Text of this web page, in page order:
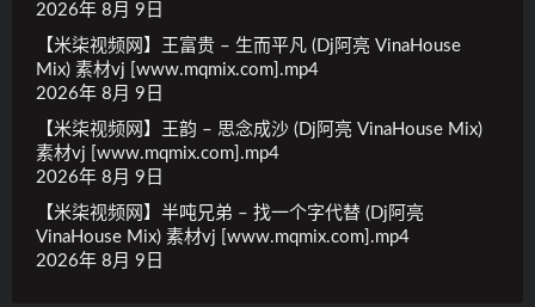
2026年 8月 9日
【米柒视频网】王富贵 – 生而平凡 (Dj阿亮 VinaHouse
Mix) 素材vj [www.mqmix.com].mp4
2026年 8月 9日
【米柒视频网】王韵 – 思念成沙 (Dj阿亮 VinaHouse Mix)
素材vj [www.mqmix.com].mp4
2026年 8月 9日
【米柒视频网】半吨兄弟 – 找一个字代替 (Dj阿亮
VinaHouse Mix) 素材vj [www.mqmix.com].mp4
2026年 8月 9日